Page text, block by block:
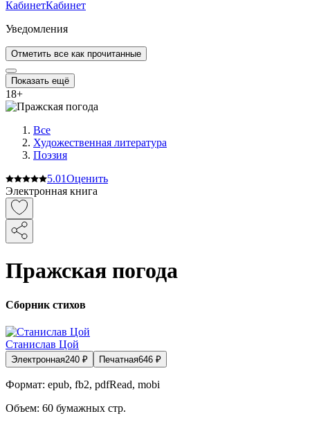
КабинетКабинет
Уведомления
Отметить все как прочитанные
Показать ещё
18+
Все
Художественная литература
Поэзия
5.01Оценить
Электронная книга
Пражская погода
Сборник стихов
Станислав Цой
Электронная240 ₽ Печатная646 ₽
Формат: epub, fb2, pdfRead, mobi
Объем: 60 бумажных стр.